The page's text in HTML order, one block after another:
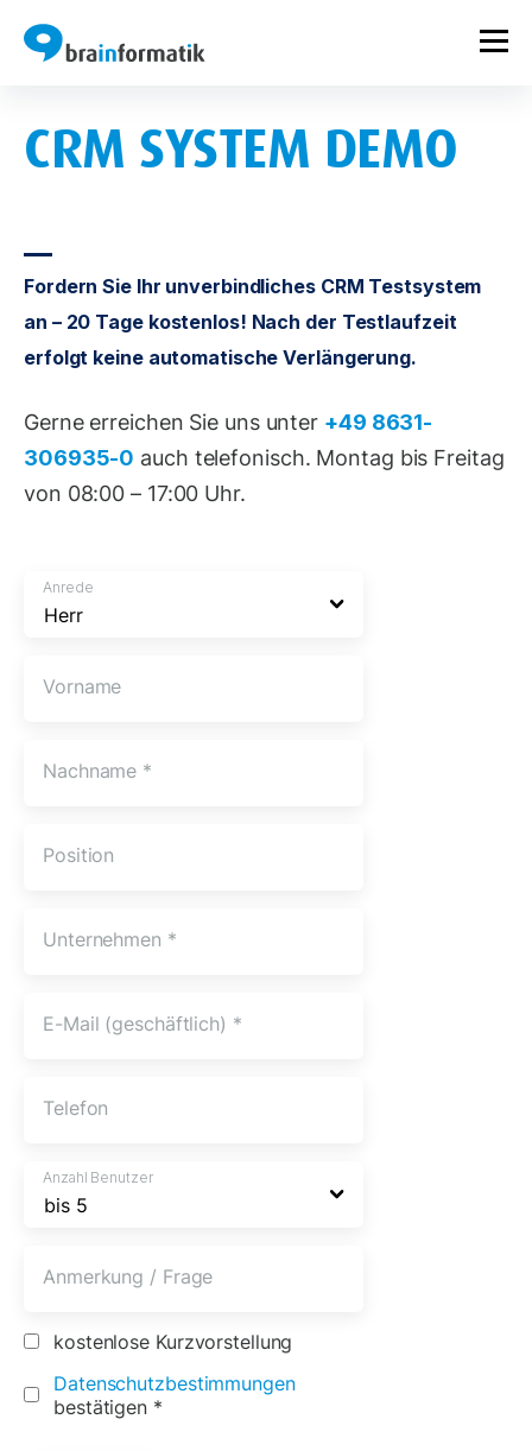
CRM SYSTEM DEMO
Fordern Sie Ihr unverbindliches CRM Testsystem
an – 20 Tage kostenlos! Nach der Testlaufzeit
erfolgt keine automatische Verlängerung.
Gerne erreichen Sie uns unter +49 8631-
306935-0 auch telefonisch. Montag bis Freitag
von 08:00 – 17:00 Uhr.
Anrede
Vorname
Nachname *
Position
Unternehmen *
E-Mail (geschäftlich) *
Telefon
Anzahl Benutzer
Anmerkung / Frage
kostenlose Kurzvorstellung
Datenschutzbestimmungen
bestätigen *